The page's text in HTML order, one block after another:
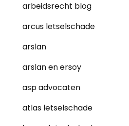
arbeidsrecht blog
arcus letselschade
arslan
arslan en ersoy
asp advocaten
atlas letselschade